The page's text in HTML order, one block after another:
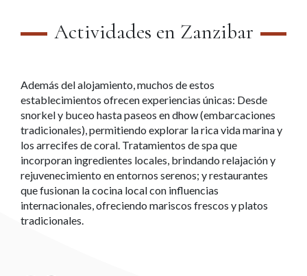
Actividades en Zanzibar
Además del alojamiento, muchos de estos
establecimientos ofrecen experiencias únicas: Desde
snorkel y buceo hasta paseos en dhow (embarcaciones
tradicionales), permitiendo explorar la rica vida marina y
los arrecifes de coral. Tratamientos de spa que
incorporan ingredientes locales, brindando relajación y
rejuvenecimiento en entornos serenos; y restaurantes
que fusionan la cocina local con influencias
internacionales, ofreciendo mariscos frescos y platos
tradicionales.